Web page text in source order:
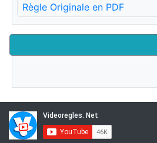
Règle Originale en PDF